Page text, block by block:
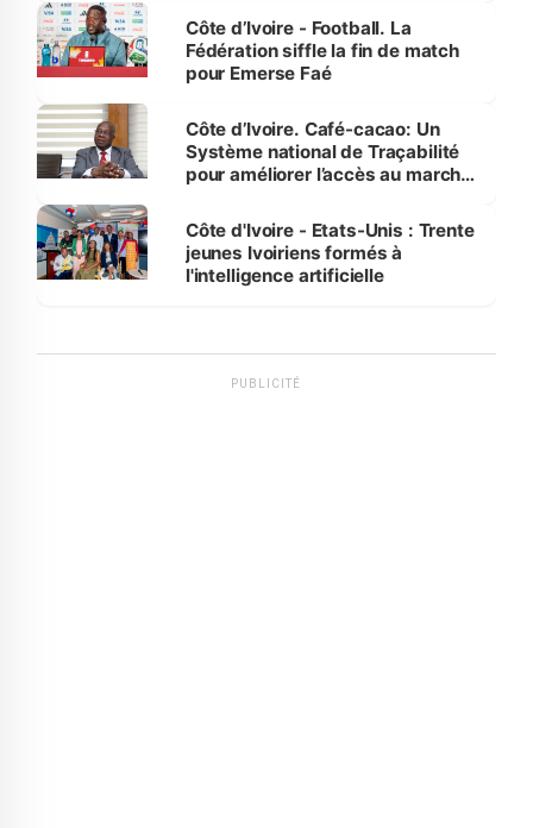
Côte d’Ivoire - Football. La
Fédération siffle la fin de match
pour Emerse Faé
Côte d’Ivoire. Café-cacao: Un
Système national de Traçabilité
pour améliorer l’accès au marché
Côte d'Ivoire - Etats-Unis : Trente
jeunes Ivoiriens formés à
l'intelligence artificielle
PUBLICITÉ